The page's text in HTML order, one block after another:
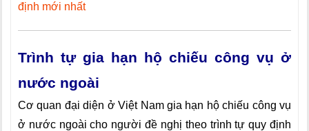
định mới nhất
Trình tự gia hạn hộ chiếu công vụ ở
nước ngoài
Cơ quan đại diện ở Việt Nam gia hạn hộ chiếu công vụ
ở nước ngoài cho người đề nghị theo trình tự quy định